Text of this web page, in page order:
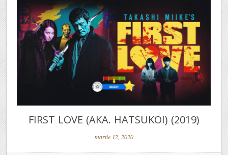
FIRST LOVE (AKA. HATSUKOI) (2019)
martie 12, 2020